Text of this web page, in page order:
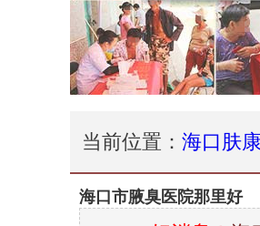
当前位置： 海口肤
海口市腋臭医院那里好